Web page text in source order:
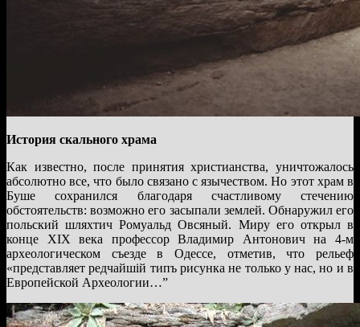
История скального храма
Как известно, после принятия христианства, уничтожалось
абсолютно все, что было связано с язычеством. Но этот храм в
Буше сохранился благодаря счастливому стечению
обстоятельств: возможно его засыпали землей. Обнаружил его
польский шляхтич Ромуальд Овсяный. Миру его открыл в
конце XIX века профессор Владимир Антонович на 4-м
археологическом съезде в Одессе, отметив, что рельеф
«представляет редчайшій типъ рисунка не только у нас, но и в
Европейской Археологии…”